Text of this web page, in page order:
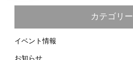
カテゴリー
イベント情報
お知らせ